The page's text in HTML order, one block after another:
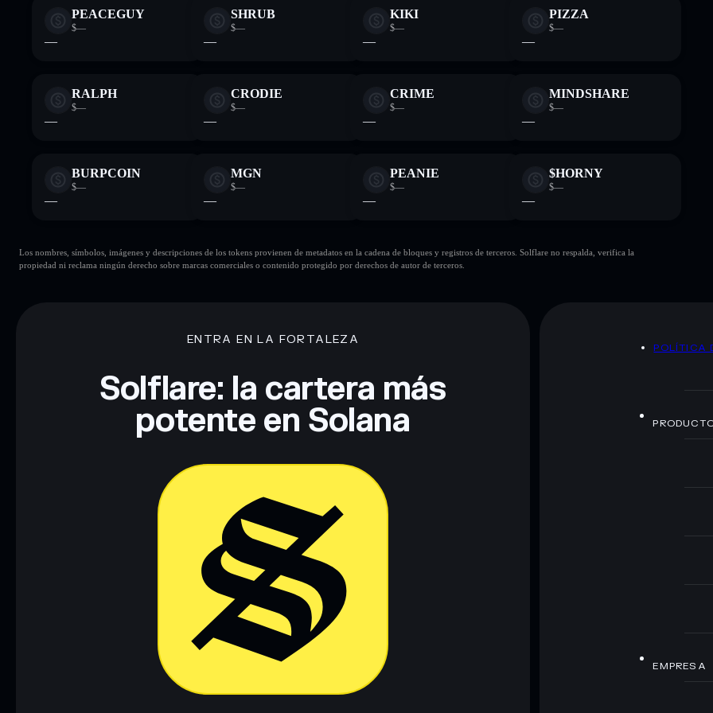
PEACEGUY
$—
—
SHRUB
$—
—
KIKI
$—
—
PIZZA
$—
—
RALPH
$—
—
CRODIE
$—
—
CRIME
$—
—
MINDSHARE
$—
—
BURPCOIN
$—
—
MGN
$—
—
PEANIE
$—
—
$HORNY
$—
—
Los nombres, símbolos, imágenes y descripciones de los tokens provienen de metadatos en la cadena de bloques y registros de terceros. Solflare no respalda, verifica la
propiedad ni reclama ningún derecho sobre marcas comerciales o contenido protegido por derechos de autor de terceros.
ENTRA EN LA FORTALEZA
Solflare: la cartera más
potente en Solana
POLÍTICA
EMPRESA